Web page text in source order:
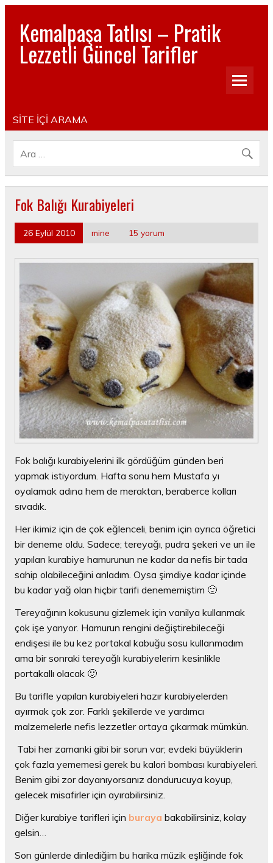
Kemalpaşa Tatlısı – Pratik
Lezzetli Güncel Tarifler
Pratik, lezzetli, Güncel, Resimli, Pasta- Yemek- Kurabiye-
SİTE İÇİ ARAMA
Fok Balığı Kurabiyeleri
26 Eylül 2010 mine 15 yorum
Fok balığı kurabiyelerini ilk gördüğüm günden beri
yapmak istiyordum. Hafta sonu hem Mustafa yı
oyalamak adına hem de meraktan, beraberce kolları
sıvadık.
Her ikimiz için de çok eğlenceli, benim için ayrıca öğretici
bir deneme oldu. Sadece; tereyağı, pudra şekeri ve un ile
yapılan kurabiye hamurunun ne kadar da nefis bir tada
sahip olabileceğini anladım. Oysa şimdiye kadar içinde
bu kadar yağ olan hiçbir tarifi denememiştim 🙁
Tereyağının kokusunu gizlemek için vanilya kullanmak
çok işe yarıyor. Hamurun rengini değiştirebileceği
endişesi ile bu kez portakal kabuğu sosu kullanmadım
ama bir sonraki tereyağlı kurabiyelerim kesinlikle
portakallı olacak 🙂
Bu tarifle yapılan kurabiyeleri hazır kurabiyelerden
ayırmak çok zor. Farklı şekillerde ve yardımcı
malzemelerle nefis lezzetler ortaya çıkarmak mümkün.
Tabi her zamanki gibi bir sorun var; evdeki büyüklerin
çok fazla yememesi gerek bu kalori bombası kurabiyeleri.
Benim gibi zor dayanıyorsanız dondurucuya koyup,
gelecek misafirler için ayırabilirsiniz.
Diğer kurabiye tarifleri için buraya bakabilirsiniz, kolay
gelsin…
Son günlerde dinlediğim bu harika müzik eşliğinde fok